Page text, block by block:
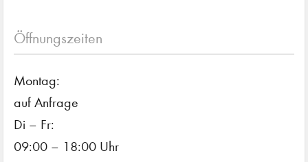
Öffnungszeiten
Montag:
auf Anfrage
Di – Fr:
09:00 – 18:00 Uhr